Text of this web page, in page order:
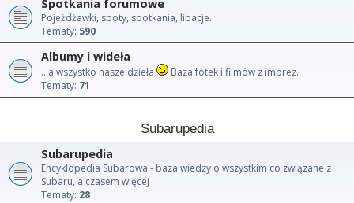
Spotkania forumowe
Pojeżdżawki, spoty, spotkania, libacje.
Tematy: 590
Albumy i wideła
...a wszystko nasze dzieła
Baza fotek i filmów z imprez.
Tematy: 71
Subarupedia
Subarupedia
Encyklopedia Subarowa - baza wiedzy o wszystkim co związane z
Subaru, a czasem więcej
Tematy: 28